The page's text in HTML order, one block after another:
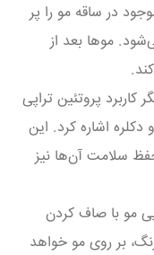
در ساقه مو را پر
موها بعد از
کاربرد پروتئین تراپی
اشاره کرد. این
سلامت آن‌ها نیز
مو با صاف کردن
بر روی مو خواهد